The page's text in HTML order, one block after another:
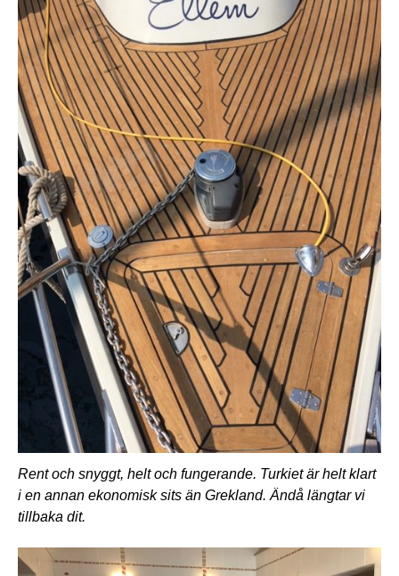
Rent och snyggt, helt och fungerande. Turkiet är helt klart
i en annan ekonomisk sits än Grekland. Ändå längtar vi
tillbaka dit.